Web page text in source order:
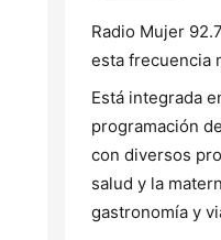
Radio Mujer
esta frecuencia
Está integrada
programación
con diversos
salud y la
gastronomía y